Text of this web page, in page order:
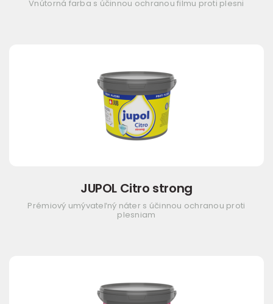
Vnútorná farba s účinnou ochranou filmu proti plesni
JUPOL Citro strong
Prémiový umývateľný náter s účinnou ochranou proti
plesniam